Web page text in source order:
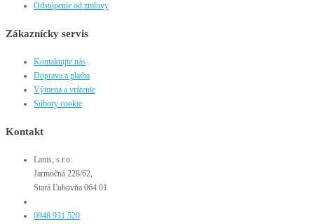
Odstúpenie od zmluvy
Zákaznícky servis
Kontaktujte nás
Doprava a platba
Výmena a vrátenie
Súbory cookie
Kontakt
Lanis, s.r.o.
Jarmočná 228/62,
Stará Ľubovňa 064 01
0948 931 520